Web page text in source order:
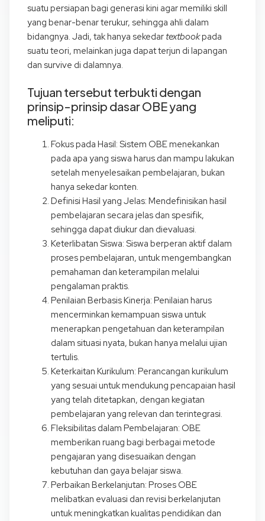
suatu persiapan bagi generasi kini agar memiliki skill
yang benar-benar terukur, sehingga ahli dalam
bidangnya. Jadi, tak hanya sekedar textbookpada
suatu teori, melainkan juga dapat terjun di lapangan
dan survive di dalamnya.
Tujuan tersebut terbukti dengan
prinsip-prinsip dasar OBE yang
meliputi:
Fokus pada Hasil: Sistem OBE menekankan
pada apa yang siswa harus dan mampu lakukan
setelah menyelesaikan pembelajaran, bukan
hanya sekedar konten.
Definisi Hasil yang Jelas: Mendefinisikan hasil
pembelajaran secara jelas dan spesifik,
sehingga dapat diukur dan dievaluasi.
Keterlibatan Siswa: Siswa berperan aktif dalam
proses pembelajaran, untuk mengembangkan
pemahaman dan keterampilan melalui
pengalaman praktis.
Penilaian Berbasis Kinerja: Penilaian harus
mencerminkan kemampuan siswa untuk
menerapkan pengetahuan dan keterampilan
dalam situasi nyata, bukan hanya melalui ujian
tertulis.
Keterkaitan Kurikulum: Perancangan kurikulum
yang sesuai untuk mendukung pencapaian hasil
yang telah ditetapkan, dengan kegiatan
pembelajaran yang relevan dan terintegrasi.
Fleksibilitas dalam Pembelajaran: OBE
memberikan ruang bagi berbagai metode
pengajaran yang disesuaikan dengan
kebutuhan dan gaya belajar siswa.
Perbaikan Berkelanjutan: Proses OBE
melibatkan evaluasi dan revisi berkelanjutan
untuk meningkatkan kualitas pendidikan dan